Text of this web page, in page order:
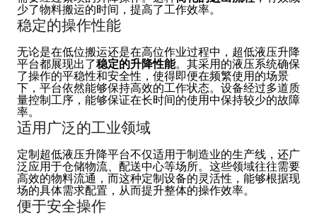
少了物料搬运的时间，提高了工作效率。
稳定的操作性能
无论是在低位搬运还是在高位作业过程中，超低液压升降
平台都展现出了稳定的升降性能。其采用的液压系统确保
了操作的平稳性和安全性，使得即便在频繁使用的场景
下，平台依然能够保持高效的工作状态。设备经过多道质
量控制工序，能够保证在长时间的使用中保持较少的故障
率。
适用广泛的工业领域
定制超低液压升降平台不仅适用于制造业的生产线，还广
泛应用于仓储物流、配送中心等场所。这些领域往往需要
高效的物料流通，而这种定制设备的灵活性，能够根据现
场的具体需求配置，从而提升整体的操作效率。
便于安全操作